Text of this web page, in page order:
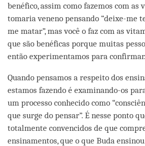
benéfico, assim como fazemos com as
tomaria veneno pensando “deixe-me
me matar”, mas você o faz com as
que são benéficas porque muitas
então experimentamos para confirmar.
Quando pensamos a respeito dos
estamos fazendo é examinando-os
um processo conhecido como
que surge do pensar”. É nesse ponto
totalmente convencidos de que
ensinamentos, que o que Buda